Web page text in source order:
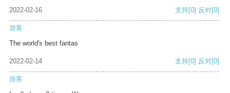
2022-02-16 支持[0] 反对[0]
游客
The world's best fantas
2022-02-14 支持[0] 反对[0]
游客